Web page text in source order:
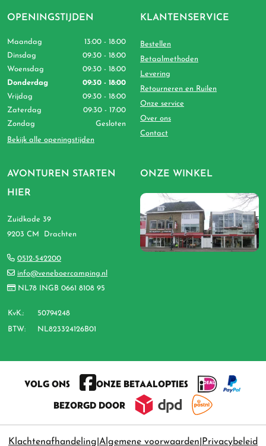
AVONTUREN STARTEN
HIER
Zuidkade 39
9203 CM Drachten
0512-542200
info@veneboercamping.nl
NL78 INGB 0661 8108 95
KvK.: 50794248
BTW: NL823324126B01
OPENINGSTIJDEN
Maandag
13:00 - 18:00
Dinsdag
09:30 - 18:00
Woensdag
09:30 - 18:00
Donderdag
09:30 - 18:00
Vrijdag
09:30 - 18:00
Zaterdag
09:30 - 17:00
Zondag
Gesloten
Bekijk alle openingstijden
KLANTENSERVICE
Bestellen
Betaalmethoden
Levering
Retourneren en Ruilen
Onze service
Over ons
Contact
ONZE WINKEL
VOLG ONS
ONZE BETAALOPTIES
BEZORGD DOOR
Klachtenafhandeling Algemene voorwaarden Privacybeleid